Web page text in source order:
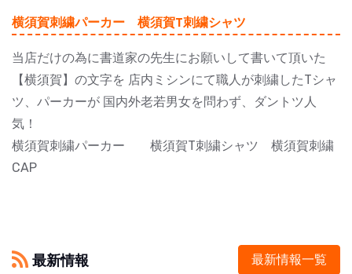
横須賀刺繍パーカー 横須賀T刺繍シャツ
当店だけの為に書道家の先生にお願いして書いて頂いた
【横須賀】の文字を 店内ミシンにて職人が刺繍したTシャ
ツ、パーカーが 国内外老若男女を問わず、ダントツ人
気！
横須賀刺繍パーカー 横須賀T刺繍シャツ 横須賀刺繍
CAP
最新情報 最新情報一覧